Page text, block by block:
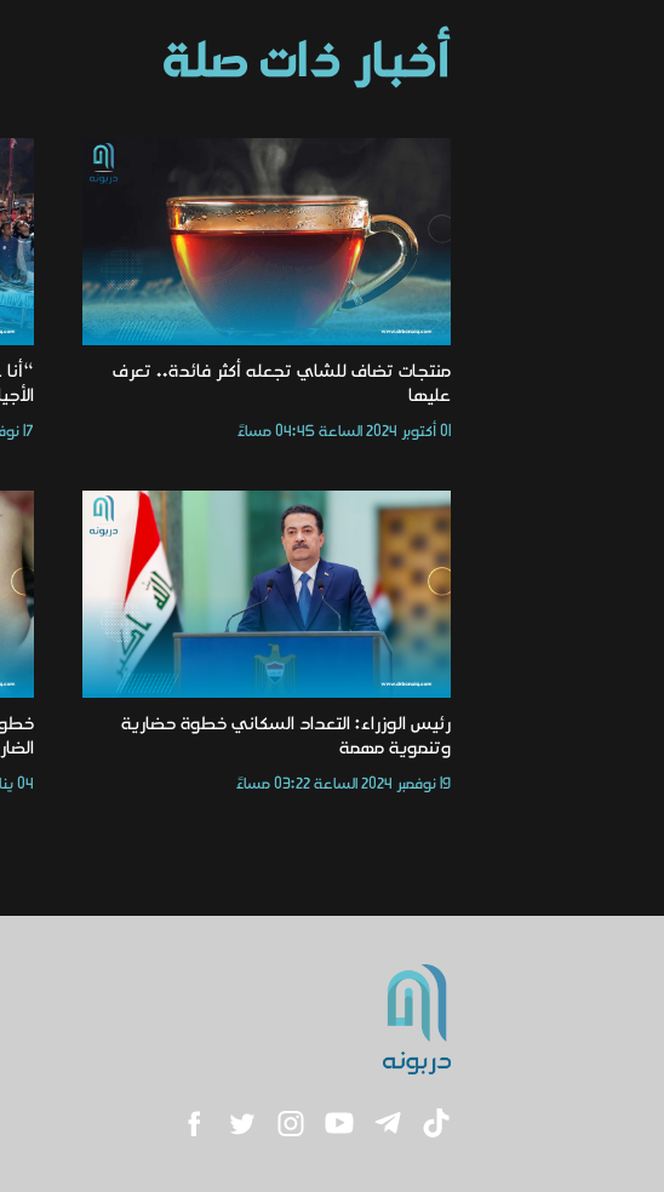
أخبار ذات صلة
منتجات تضاف للشاي تجعله أكثر فائدة.. تعرف
عليها
01 أكتوبر 2024 الساعة 04:45 مساءً 17 نوفمبر 2024 الساعة 03:43 مساءً
رئيس الوزراء: التعداد السكاني خطوة حضارية
وتنموية مهمة
19 نوفمبر 2024 الساعة 03:22 مساءً 04 يناير 2025 الساعة 12:43 مساءً